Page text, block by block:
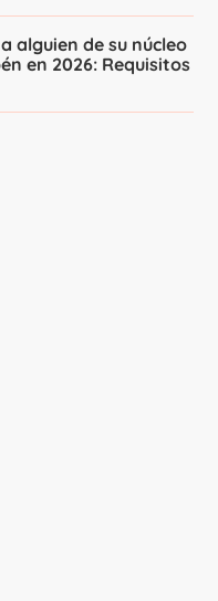
alguien de su núcleo
en 2026: Requisitos